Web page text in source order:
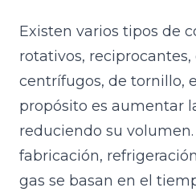
Existen varios tipos de
rotativos, reciprocantes,
centrífugos, de tornillo,
propósito es aumentar
reduciendo su volumen.
fabricación,
gas se basan en el